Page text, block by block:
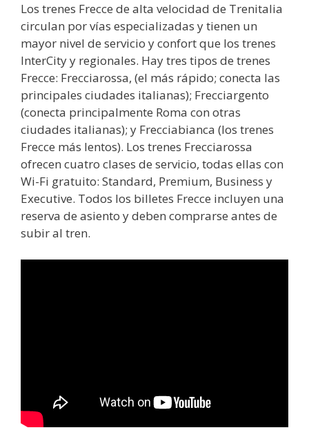
Los trenes Frecce de alta velocidad de Trenitalia
circulan por vías especializadas y tienen un
mayor nivel de servicio y confort que los trenes
InterCity y regionales. Hay tres tipos de trenes
Frecce: Frecciarossa, (el más rápido; conecta las
principales ciudades italianas); Frecciargento
(conecta principalmente Roma con otras
ciudades italianas); y Frecciabianca (los trenes
Frecce más lentos). Los trenes Frecciarossa
ofrecen cuatro clases de servicio, todas ellas con
Wi-Fi gratuito: Standard, Premium, Business y
Executive. Todos los billetes Frecce incluyen una
reserva de asiento y deben comprarse antes de
subir al tren.